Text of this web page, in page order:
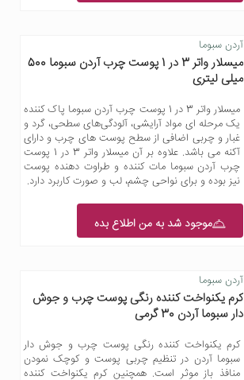
آردن سبوما
میسلار واتر 3 در 1 پوست چرب آردن سبوما 500
میلی لیتری
میسلار واتر 3 در 1 پوست چرب آردن سبوما پاک کننده
یک مرحله ای مواد آرایشی، آلودگی‌های سطحی، گرد و
غبار و چربی اضافی از سطح پوست های چرب و دارای
آکنه می باشد. علاوه بر آن میسلار واتر 3 در 1 پوست
چرب آردن سبوما مات کننده و طراوت دهنده پوست
نیز بوده و برای نواحی چشم، لب و صورت کاربرد دارد.
موجود شد به من اطلاع بده
آردن سبوما
کرم یکنواخت کننده رنگی پوست چرب و جوش
دار سبوما آردن 30 گرمی
کرم یکنواخت کننده رنگی پوست چرب و جوش دار
سبوما آردن در تنظیم چربی پوست و کوچک نمودن
منافذ باز موثر است. همچنین کرم یکنواخت کننده